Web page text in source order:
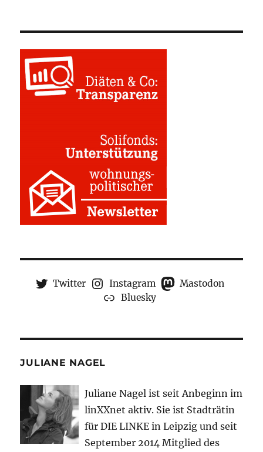
Twitter Instagram
Mastodon
Bluesky
JULIANE NAGEL
Juliane Nagel ist seit Anbeginn im
linXXnet aktiv. Sie ist Stadträtin
für DIE LINKE in Leipzig und seit
September 2014 Mitglied des